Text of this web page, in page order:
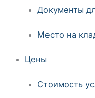
Документы
Место на
Цены
Стоимость